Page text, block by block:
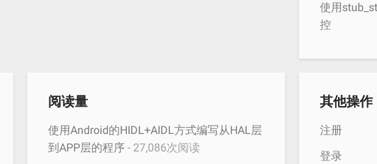
使用
控
阅读量
使用Android的HIDL+AIDL方式编写从HAL层
到APP层的程序- 27,086次阅读
其他操作
注册
登录